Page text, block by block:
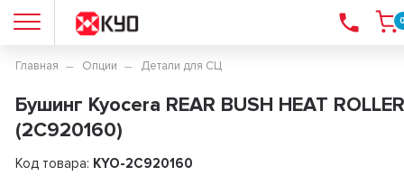
Главная Опции Детали для СЦ
Бушинг Kyocera REAR BUSH HEAT ROLLER
(2C920160)
Код товара: KYO-2C920160